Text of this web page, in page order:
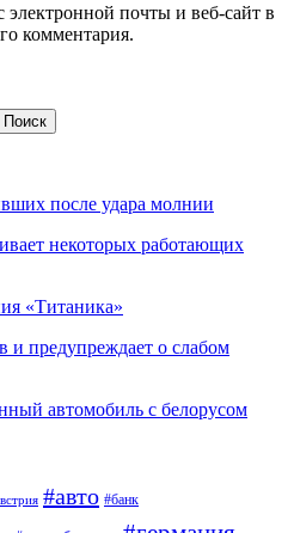
электронной почты и веб-сайт в
комментария.
после удара молнии
некоторых работающих
«Титаника»
и предупреждает о слабом
автомобиль с белорусом
#авто #банк